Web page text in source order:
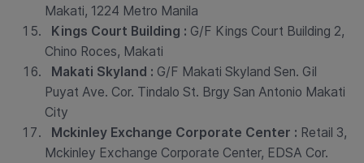
Makati, 1224 Metro Manila
Kings Court Building : G/F Kings Court Building 2,
Chino Roces, Makati
Makati Skyland : G/F Makati Skyland Sen. Gil
Puyat Ave. Cor. Tindalo St. Brgy San Antonio Makati
City
Mckinley Exchange Corporate Center : Retail 3,
Mckinley Exchange Corporate Center, EDSA Cor.